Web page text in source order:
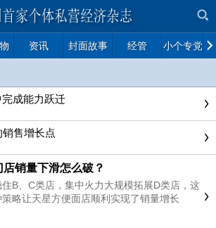
资讯 封面故事 经管 小个专党建
成能力跃迁
售增长点
店销量下滑怎么破？
住B、C类店，集中火力大规模拓展D类店，这
策略让天星方便面店顺利实现了销量增长